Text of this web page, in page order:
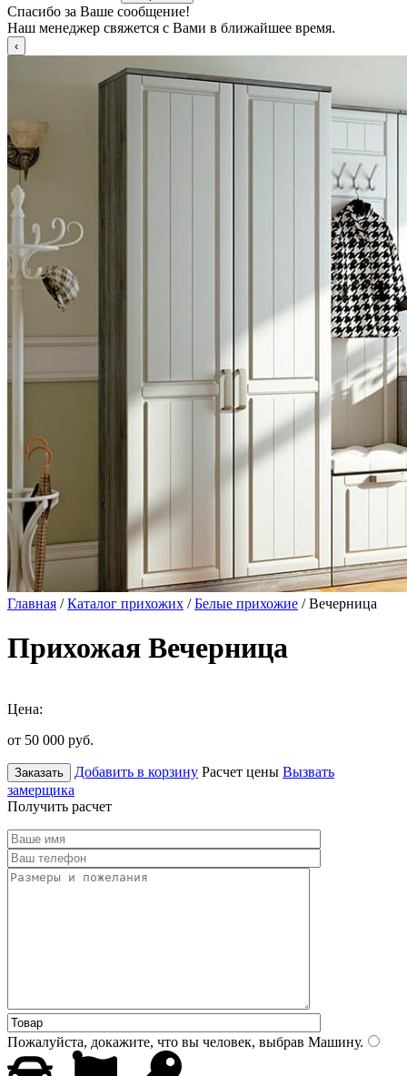
Спасибо за Ваше сообщение!
Наш менеджер свяжется с Вами в ближайшее время.
Главная /Каталог прихожих /Белые прихожие / Вечерница
Прихожая Вечерница
Цена:
от 50 000 руб.
Заказать Добавить в корзину Расчет цены Вызвать
замерщика
Получить расчет
Пожалуйста, докажите, что вы человек, выбрав Машину.